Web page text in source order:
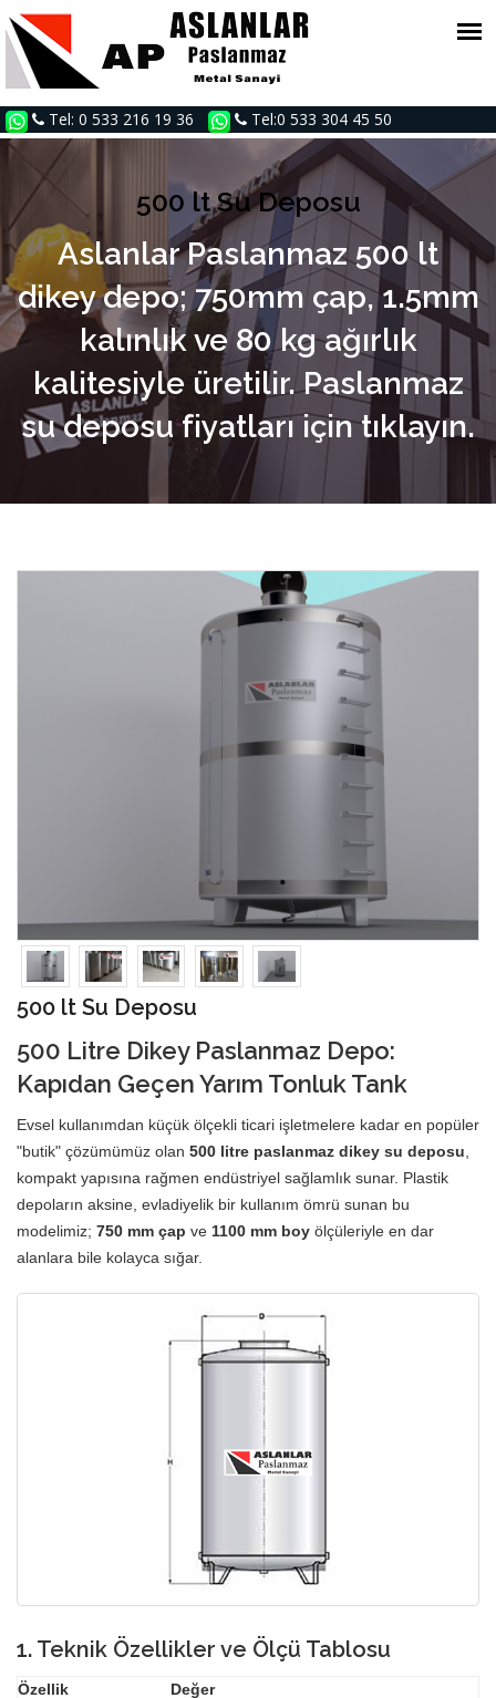
Tel: 0 533 216 19 36 Tel:0 533 304 45 50
500 lt Su Deposu
Aslanlar Paslanmaz 500 lt
dikey depo; 750mm çap, 1.5mm
kalınlık ve 80 kg ağırlık
kalitesiyle üretilir. Paslanmaz
su deposu fiyatları için tıklayın.
500 lt Su Deposu
500 Litre Dikey Paslanmaz Depo:
Kapıdan Geçen Yarım Tonluk Tank
Evsel kullanımdan küçük ölçekli ticari işletmelere kadar en popüler
"butik" çözümümüz olan 500 litre paslanmaz dikey su deposu,
kompakt yapısına rağmen endüstriyel sağlamlık sunar. Plastik
depoların aksine, evladiyelik bir kullanım ömrü sunan bu
modelimiz; 750 mm çap ve 1100 mm boy ölçüleriyle en dar
alanlara bile kolayca sığar.
1. Teknik Özellikler ve Ölçü Tablosu
Özellik
Değer